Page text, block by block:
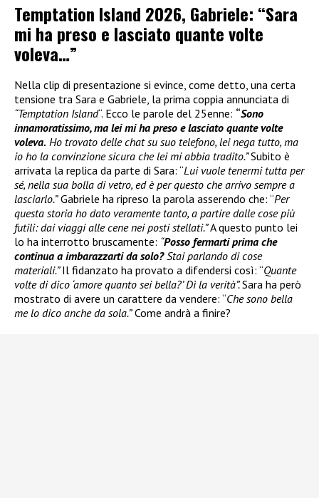
Temptation Island 2026, Gabriele: “Sara
mi ha preso e lasciato quante volte
voleva…”
Nella clip di presentazione si evince, come detto, una certa
tensione tra Sara e Gabriele, la prima coppia annunciata di
“Temptation Island“. Ecco le parole del 25enne: “Sono
innamoratissimo, ma lei mi ha preso e lasciato quante volte
voleva. Ho trovato delle chat su suo telefono, lei nega tutto, ma
io ho la convinzione sicura che lei mi abbia tradito.”Subito è
arrivata la replica da parte di Sara: “Lui vuole tenermi tutta per
sé, nella sua bolla di vetro, ed è per questo che arrivo sempre a
lasciarlo.”Gabriele ha ripreso la parola asserendo che: “Per
questa storia ho dato veramente tanto, a partire dalle cose più
futili: dai viaggi alle cene nei posti stellati.”A questo punto lei
lo ha interrotto bruscamente: “Posso fermarti prima che
continua a imbarazzarti da solo? Stai parlando di cose
materiali.”Il fidanzato ha provato a difendersi così: “Quante
volte di dico ‘amore quanto sei bella?’ Dì la verità”.Sara ha però
mostrato di avere un carattere da vendere: “Che sono bella
me lo dico anche da sola.”Come andrà a finire?